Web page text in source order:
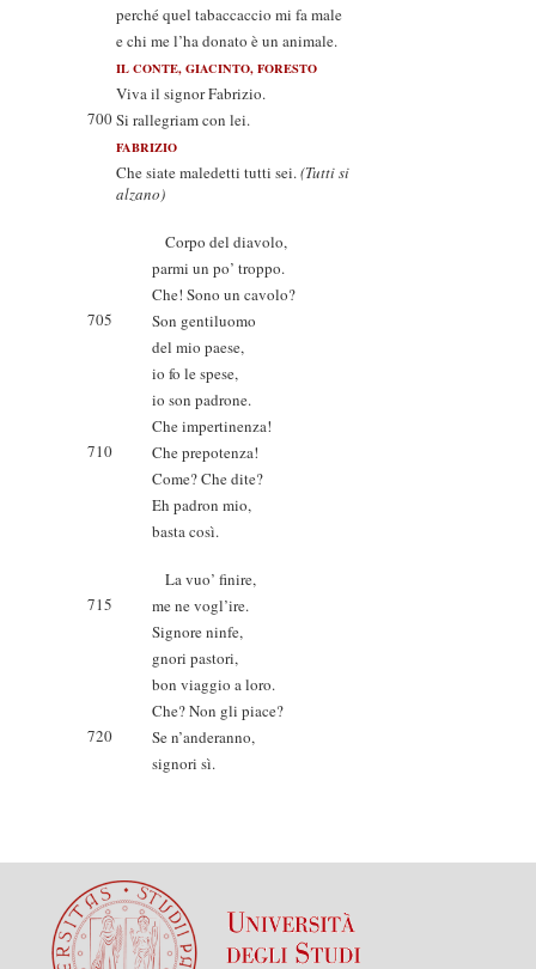
perché quel tabaccaccio mi fa male
e chi me l’ha donato è un animale.
IL CONTE, GIACINTO, FORESTO
Viva il signor Fabrizio.
700Si rallegriam con lei.
FABRIZIO
Che siate maledetti tutti sei.(Tutti si
alzano)
Corpo del diavolo,
parmi un po’ troppo.
Che! Sono un cavolo?
705
Son gentiluomo
del mio paese,
io fo le spese,
io son padrone.
Che impertinenza!
710
Che prepotenza!
Come? Che dite?
Eh padron mio,
basta così.
La vuo’ finire,
715
me ne vogl’ire.
Signore ninfe,
gnori pastori,
bon viaggio a loro.
Che? Non gli piace?
720
Se n’anderanno,
signori sì.